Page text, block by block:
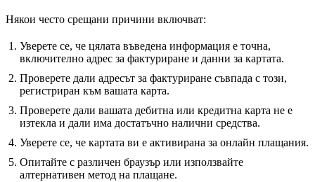
Някои често срещани причини включват:
Уверете се, че цялата въведена информация е точна,
включително адрес за фактуриране и данни за картата.
Проверете дали адресът за фактуриране съвпада с този,
регистриран към вашата карта.
Проверете дали вашата дебитна или кредитна карта не е
изтекла и дали има достатъчно налични средства.
Уверете се, че картата ви е активирана за онлайн плащания.
Опитайте с различен браузър или използвайте
алтернативен метод на плащане.